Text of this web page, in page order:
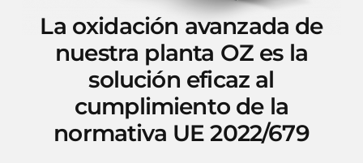
La oxidación avanzada de
nuestra planta OZ es la
solución eficaz al
cumplimiento de la
normativa UE 2022/679